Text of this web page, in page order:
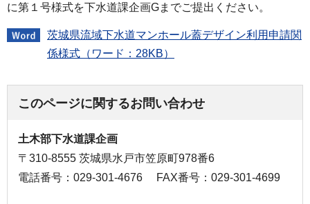
に第１号様式を下水道課企画Gまでご提出ください。
茨城県流域下水道マンホール蓋デザイン利用申請関
係様式（ワード：28KB）
このページに関するお問い合わせ
土木部下水道課企画
〒310-8555 茨城県水戸市笠原町978番6
電話番号：029-301-4676
FAX番号：029-301-4699